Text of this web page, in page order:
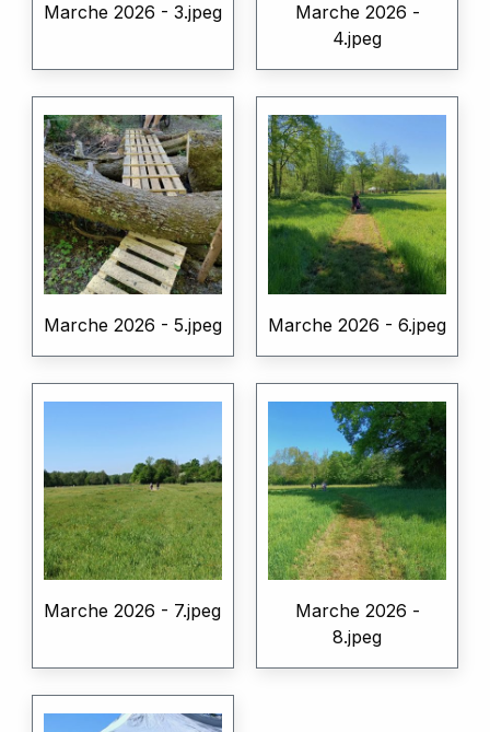
Marche 2026 - 3.jpeg
Marche 2026 -
4.jpeg
Marche 2026 - 5.jpeg Marche 2026 - 6.jpeg
Marche 2026 - 7.jpeg
Marche 2026 -
8.jpeg